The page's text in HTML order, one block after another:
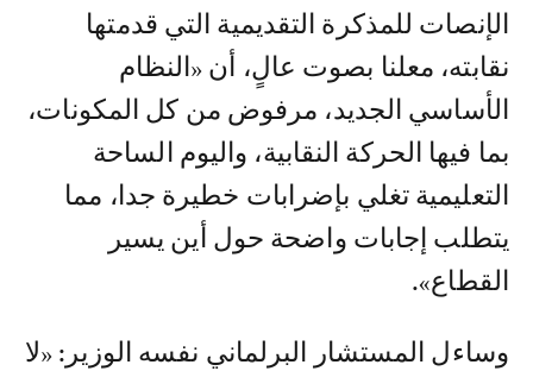
الإنصات للمذكرة التقديمية التي قدمتها
نقابته، معلنا بصوت عالٍ، أن «النظام
الأساسي الجديد، مرفوض من كل المكونات،
بما فيها الحركة النقابية، واليوم الساحة
التعليمية تغلي بإضرابات خطيرة جدا، مما
يتطلب إجابات واضحة حول أين يسير
القطاع».
وساءل المستشار البرلماني نفسه الوزير: «لا